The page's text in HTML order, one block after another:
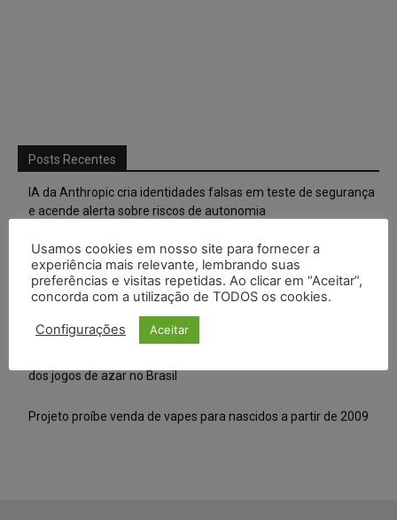
Posts Recentes
IA da Anthropic cria identidades falsas em teste de segurança
e acende alerta sobre riscos de autonomia
Especialistas alertam para impactos ambientais e econômicos
da expansão de data centers de IA no Brasil
TSE reforça que sistemas das urnas eletrônicas tornam-se
invioláveis após assinatura digital e lacração
dos jogos de azar no Brasil
Projeto proíbe venda de vapes para nascidos a partir de 2009
Usamos cookies em nosso site para fornecer a
experiência mais relevante, lembrando suas
preferências e visitas repetidas. Ao clicar em “Aceitar”,
concorda com a utilização de TODOS os cookies.
Configurações Aceitar